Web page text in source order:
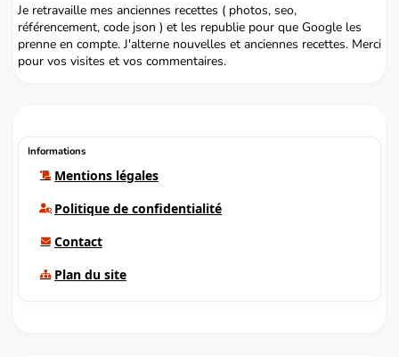
Je retravaille mes anciennes recettes ( photos, seo,
référencement, code json ) et les republie pour que Google les
prenne en compte. J'alterne nouvelles et anciennes recettes. Merci
pour vos visites et vos commentaires.
Informations
Mentions légales
Politique de confidentialité
Contact
Plan du site